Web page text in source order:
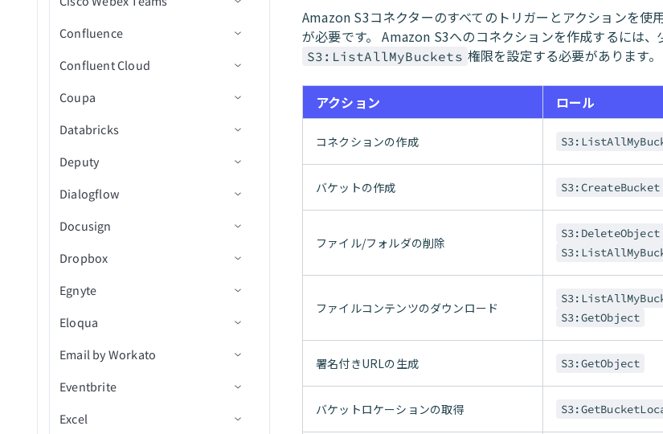
Workdayを設定
Workday RaaSを設定
Zendeskを設定
Zuoraを設定
共有解除リクエスト
取得（batch）
IDでタスク詳細を取得
タグ付きのすべてのタスク
ユーザーを一覧表示(バッ
プロジェクトタスクを一覧
表示(バッチ)
ワークスペースを一覧表示
チ）
タグを検索（バッチ）
タスクを検索（バッチ）
タスクを更新
タイム）
カスタム従業員レポートを
を更新
休暇申請ステータスを更新
IDで従業員詳細を取得
ディレクトリ内の従業員を
一覧表示
休暇リクエストを一覧表示
カスタム従業員レポートを
作成
IDで会社従業員レポートを
レコードの作成
レコードの削除
支払いデータを取得
IDによるレコード詳細の取
メント
フォルダおよびサブフォル
ダ内の新規または更新済み
プロジェクト内の新規また
は更新済み課題（V2）
プロジェクト内の新規また
トを作成
プロジェクト内のコストド
キュメントをダウンロード
プロジェクト内のドキュメ
ントをダウンロード
プロジェクト内の図面エク
スポートをダウンロード
プロジェクト内の図面をエ
ントを取得
プロジェクト内の図面エク
スポートステータスを取得
フォルダコンテンツを取得
イル（バッチ）
フォルダ内の新規/更新済み
CSVファイル（バッチ）
CSVファイル内の新規行
フォルダ内の新規/更新済み
フォルダ
フォルダ内の新規イベント
（リアルタイム）
フォルダ内の新規/更新済み
ファイルメタデータ
ファイルにコメントを追加
署名リクエストをキャンセ
コピー
コラボレーションを作成
ファイルメタデータを作成
ファイル共有リンクを作成
フォルダを作成
フォルダ共有リンクを作成
署名リクエストを作成
ファイルメタデータを削除
ファイルまたはフォルダを
削除
新規アセット
新規/更新済みアセット
アクション
レコードの検索
IDによるレコード詳細の取
コネクション設定
トリガー
新規メッセージ
新規ボタン送信
アクション
ルームにユーザーを追加
ルームを作成
添付ファイル詳細を取得
メッセージ詳細を取得
人物詳細を取得
ルーム詳細を取得
投稿メッセージ
ルームを更新
Confluence
コネクション設定
アクション
ページを作成
タスクを作成
ページを検索
Confluent Cloud
コネクション設定
トリガー
新規メッセージ
新規メッセージ（バッチ）
アクション
メッセージを公開
Coupa
コネクション設定
トリガー
オブジェクトトリガー
アクション
オブジェクトアクション
発注書アクション
サプライヤーアクション
統合アクション
Databricks
コネクション設定
トリガー
新規行（バッチ）
カスタムSQL経由の新規行
新済み行（バッチ）
アクション
行を削除（batch）
クエリ結果をエクスポート
行を挿入
カスタムSQLを実行
行を選択
カスタムSQLを使用した行
Deputy
コネクション設定
トリガー
新規従業員
新規休暇
新規タイムシート
アクション
従業員を作成
リソースを作成
販売データを作成
タスクを作成
リソースを取得
Dialogflow
コネクション設定
Docusign
コネクション設定
トリガー
新規ドキュメントイベント
新規ドキュメント受信
新規受信者イベント
アクション
テンプレートからドラフト
Dropbox
コネクション設定
トリガー
新規/更新済みファイル
新規/更新済みCSV
CSVファイル内の新規行
アクション
ファイルをダウンロード
ファイルを検索
Egnyte
コネクション設定
トリガー
新規/更新済み/削除済みイ
アクション
ファイルをコピーまたは移
Eloqua
コネクション設定
トリガー
トリガー
アクション
Email by Workato
メール by Workatoのランタイ
ィング
Eventbrite
コネクション設定
Excel
Amazon S3コネクターのすべてのトリガーとアクションを使
が必要です。 Amazon S3へのコネクションを作成するには、
S3:ListAllMyBuckets 権限を設定する必要があります。
アクション ロール
コネクションの作成
バケットの作成 S3:CreateBucket
ファイル/フォルダの削除
S3:DeleteObject
ファイルコンテンツのダウンロード
S3:GetObject
署名付きURLの生成 S3:GetObject
バケットロケーションの取得